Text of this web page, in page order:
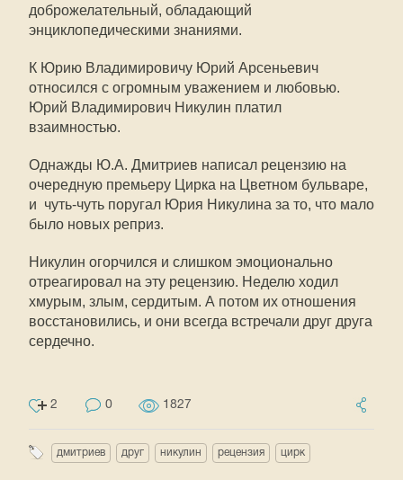
доброжелательный, обладающий
энциклопедическими знаниями.
К Юрию Владимировичу Юрий Арсеньевич
относился с огромным уважением и любовью.
Юрий Владимирович Никулин платил
взаимностью.
Однажды Ю.А. Дмитриев написал рецензию на
очередную премьеру Цирка на Цветном бульваре,
и чуть-чуть поругал Юрия Никулина за то, что мало
было новых реприз.
Никулин огорчился и слишком эмоционально
отреагировал на эту рецензию. Неделю ходил
хмурым, злым, сердитым. А потом их отношения
восстановились, и они всегда встречали друг друга
сердечно.
2 0 1827
дмитриев друг никулин рецензия цирк